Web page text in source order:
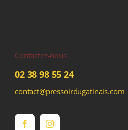
Contactez-nous
02 38 98 55 24
contact@pressoirdugatinais.com